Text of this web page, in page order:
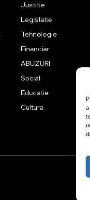
Justitie
Legislatie
Tehnologie
Financiar
ABUZURI
Social
Educatie
Cultura